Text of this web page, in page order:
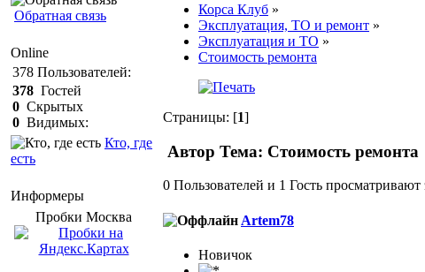
Обратная связь
Online
378 Пользователей:
378 Гостей
0 Скрытых
0 Видимых:
Кто, где
есть
Информеры
Пробки Mосква
Корса Клуб »
Эксплуатация, ТО и ремонт »
Эксплуатация и ТО »
Стоимость ремонта
Страницы: [1]
Автор Тема: Стоимость
0 Пользователей и 1 Гость просматривают
Artem78
Новичок